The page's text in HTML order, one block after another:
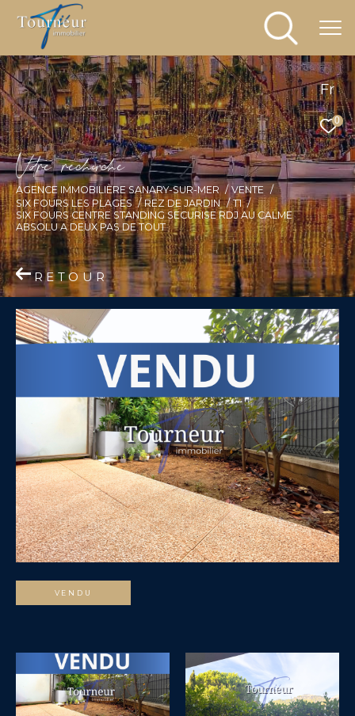
Fr
0
Vore recece
AGENCE IMMOBILIÈRE SANARY-SUR-MER
VENTE
SIX FOURS LES PLAGES
REZ DE JARDIN
T1
SIX FOURS CENTRE STANDING SECURISE RDJ AU CALME
ABSOLU A DEUX PAS DE TOUT
RETOUR
VENDU